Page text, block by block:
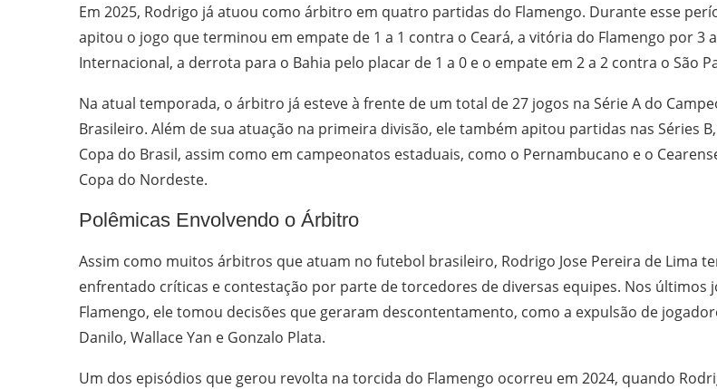
Em 2025, Rodrigo já atuou como árbitro em quatro partidas do Flamengo. Durante esse
apitou o jogo que terminou em empate de 1 a 1 contra o Ceará, a vitória do Flamengo por 3
Internacional, a derrota para o Bahia pelo placar de 1 a 0 e o empate em 2 a 2 contra o São
Na atual temporada, o árbitro já esteve à frente de um total de 27 jogos na Série A do
Brasileiro. Além de sua atuação na primeira divisão, ele também apitou partidas nas Séries B,
Copa do Brasil, assim como em campeonatos estaduais, como o Pernambucano e o
Copa do Nordeste.
Polêmicas Envolvendo o Árbitro
Assim como muitos árbitros que atuam no futebol brasileiro, Rodrigo Jose Pereira de Lima
enfrentado críticas e contestação por parte de torcedores de diversas equipes. Nos últimos
Flamengo, ele tomou decisões que geraram descontentamento, como a expulsão de
Danilo, Wallace Yan e Gonzalo Plata.
Um dos episódios que gerou revolta na torcida do Flamengo ocorreu em 2024, quando